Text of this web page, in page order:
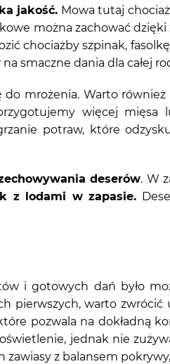
jakość. Mowa tutaj
można zachować
chociażby szpinak,
smaczne dania dla całej
do mrożenia. Warto
więcej
potraw, które
deserów. W
z lodami w zapasie.
i gotowych dań było
pierwszych, warto
pozwala na dokładną
jednak nie
z balansem